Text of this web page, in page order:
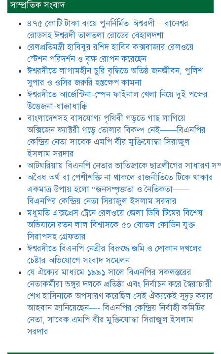
বিএনপির কেন্দ্রিয় নেতা সিরাজুল ইসলাম
সরদার
মধুমতি এক্সপ্রেস ট্রেনে রেলওয়ে জেলা
ডিবি টিমের বিশেষ অভিযানে রতন লাল
বিশ্বাসকে ৫০ বোতল কোডিন যুক্ত
সিরাপসহ গ্রেফতার
ঈশ্বরদীতে বিএনপি নেত্রীর বিরুদ্ধে জমি ও
দোকান দখলের চেষ্টার অভিযোগে সংবাদ
সম্মেলন
যে ঐক্যের মাধ্যমে ১৯৯১ সালে
বিএনপির সকলস্তরের নেতাকর্মীরা ভঙ্গুর
দলকে প্রতিষ্ঠা এবং নির্বাচন করে
স্বৈরাচারী শেখ হাসিনাকে অপসারণ
করেছিল সেই ঐক্যকেই সুদৃঢ় করার
আহবান জানিয়েছেন—- বিএনপির কেন্দ্রিয় নির্বাহী কমিটির নেতা,
সাবেক এমপি বীর মুক্তিযোদ্ধা সিরাজুল ইসলাম সরদার
সাম্প্রতিক সংবাদ
৪৭৫ কোটি টাকা ব্যয়ে পুনর্নির্মিত ঈশ্বরদী – বানেশ্বর
রোডসহ ঈশ্বরদী তালতলা রোডের বেহালদশা
রেলপ্রতিমন্ত্রী হাবিবুর রশিদ হাবিব কক্সবাজার রেলওয়ে
স্টেশন পরিদর্শন ও বৃক্ষ রোপন করেছেন
ঈশ্বরদীতে লাগামহীন চুরি বৃদ্ধিতে অতিষ্ঠ জনজীবন, পুলিশ
সুপার ও ওসির জরুরি হস্তক্ষেপ কামনা ​
ঈশ্বরদীতে আর্জেন্টিনা-স্পেন ফাইনাল খেলা নিয়ে দুই পক্ষের
উত্তেজনা-ধাক্কাধাক্কি
বাংলাদেশসহ বাসযোগ্য পৃথিবী গড়তে গাছ লাগিয়ে
অক্সিজেন ফ্যাক্টরী গড়ে তোলার বিকল্প নেই——বিএনপির
কেন্দ্রিয় নেতা সাবেক এমপি বীর মুক্তিযোদ্ধা সিরাজুল
ইসলাম সরদার
আটঘরিয়ায় বিএনপি নেতার ভাতিজাকে ছাত্রলীগের সাধারণ
​​অবৈধ অর্থ বা পেশীশক্তি না থাকলে রাজনীতিতে টিকে থাকার
একমাত্র উপায় হলো “জনসম্পৃক্ততা ও নৈতিকতা——
বিএনপির কেন্দ্রিয় নেতা সিরাজুল ইসলাম সরদার
মধুমতি এক্সপ্রেস ট্রেনে রেলওয়ে জেলা ডিবি টিমের বিশেষ
অভিযানে রতন লাল বিশ্বাসকে ৫০ বোতল কোডিন যুক্ত
সিরাপসহ গ্রেফতার
ঈশ্বরদীতে বিএনপি নেত্রীর বিরুদ্ধে জমি ও দোকান দখলের
চেষ্টার অভিযোগে সংবাদ সম্মেলন
যে ঐক্যের মাধ্যমে ১৯৯১ সালে বিএনপির সকলস্তরের
নেতাকর্মীরা ভঙ্গুর দলকে প্রতিষ্ঠা এবং নির্বাচন করে স্বৈরাচারী
শেখ হাসিনাকে অপসারণ করেছিল সেই ঐক্যকেই সুদৃঢ় করার
আহবান জানিয়েছেন—- বিএনপির কেন্দ্রিয় নির্বাহী কমিটির
নেতা, সাবেক এমপি বীর মুক্তিযোদ্ধা সিরাজুল ইসলাম
সরদার